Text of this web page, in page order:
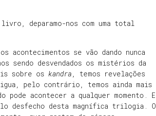
deparamo-nos com uma total
acontecimentos se vão dando nunca
sendo desvendados os mistérios da
sobre os kandra , temos revelações
pelo contrário, temos ainda mais
acontecer a qualquer momento. E
desfecho desta magnífica trilogia. O